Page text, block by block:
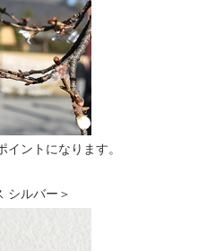
ントになります。
シルバー＞